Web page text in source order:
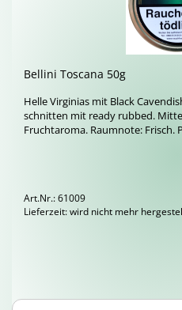
Bel­li­ni Tos­ca­na 50g
Helle Vir­gi­ni­as mit Black
schnit­ten mit ready rub­bed.
Frucht­aro­ma. Raum­no­te: Frisch.
Art.Nr.: 61009
Lieferzeit: wird nicht mehr